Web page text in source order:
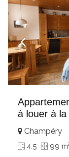
à louer à la
Champéry
4.5 99 m